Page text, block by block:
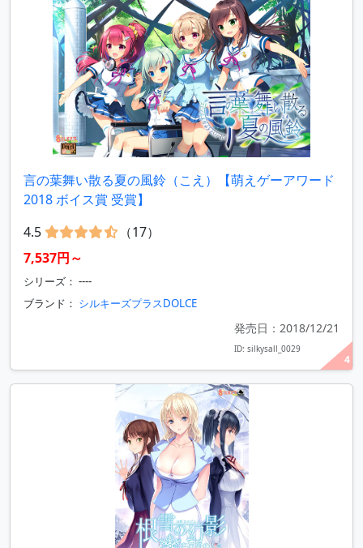
4
言の葉舞い散る夏の風鈴（こえ）【萌えゲーアワード
2018 ボイス賞 受賞】
4.5
（17）
7,537円～
シリーズ： ----
ブランド： シルキーズプラスDOLCE
発売日：2018/12/21
ID: silkysall_0029